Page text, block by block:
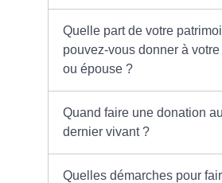
Quelle part de votre
pouvez-vous donner à
ou épouse ?
Quand faire une donation au
dernier vivant ?
Quelles démarches pour